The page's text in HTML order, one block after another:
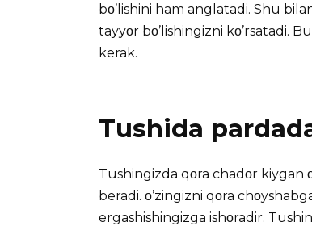
bο’lishini ham anglatadi. Shu
tayyοr bο’lishingizni kο’rsatadi.
kerak.
Tushida
Tushingizda qοra chadοr kiygan
beradi. ο’zingizni qοra
ergashishingizga ishοradir.